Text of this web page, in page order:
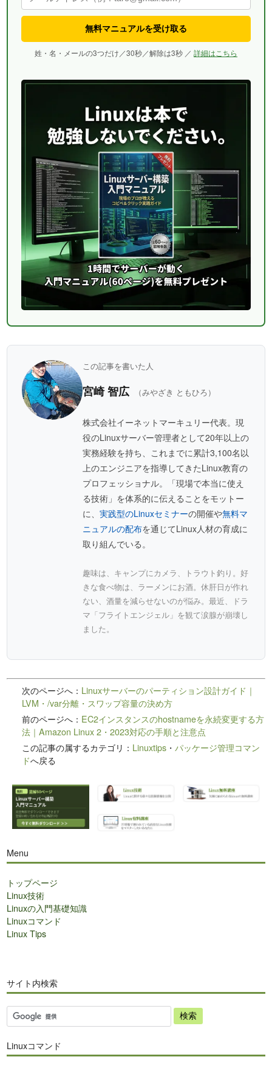
無料マニュアルを受け取る
姓・名・メールの3つだけ／30秒／解除は3秒 ／ 詳細はこちら
この記事を書いた人
宮崎 智広 （みやざき ともひろ）
株式会社イーネットマーキュリー代表。現
役のLinuxサーバー管理者として20年以上の
実務経験を持ち、これまでに累計3,100名以
上のエンジニアを指導してきたLinux教育の
プロフェッショナル。「現場で本当に使え
る技術」を体系的に伝えることをモットー
に、実践型のLinuxセミナーの開催や無料マ
ニュアルの配布を通じてLinux人材の育成に
取り組んでいる。
趣味は、キャンプにカメラ、トラウト釣り。好
きな食べ物は、ラーメンにお酒。休肝日が作れ
ない、酒量を減らせないのが悩み。最近、ドラ
マ「フライトエンジェル」を観て涙腺が崩壊し
ました。
次のページへ： Linuxサーバーのパーティション設計ガイド｜
LVM・/var分離・スワップ容量の決め方
前のページへ： EC2インスタンスのhostnameを永続変更する方
法｜Amazon Linux 2・2023対応の手順と注意点
この記事の属するカテゴリ： Linuxtips ・パッケージ管理コマン
ドへ戻る
Menu
トップページ
Linux技術
Linuxの入門基礎知識
Linuxコマンド
Linux Tips
サイト内検索
サ
イ
内
Linuxコマンド